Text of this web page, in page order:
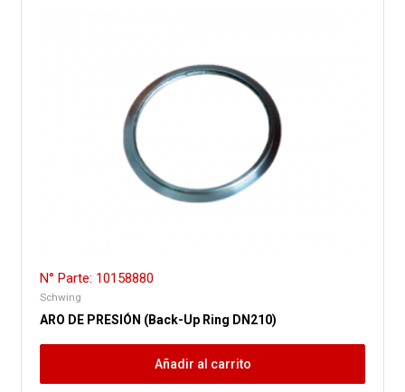
N° Parte: 10158880
Schwing
ARO DE PRESIÓN (Back-Up Ring DN210)
Añadir al carrito